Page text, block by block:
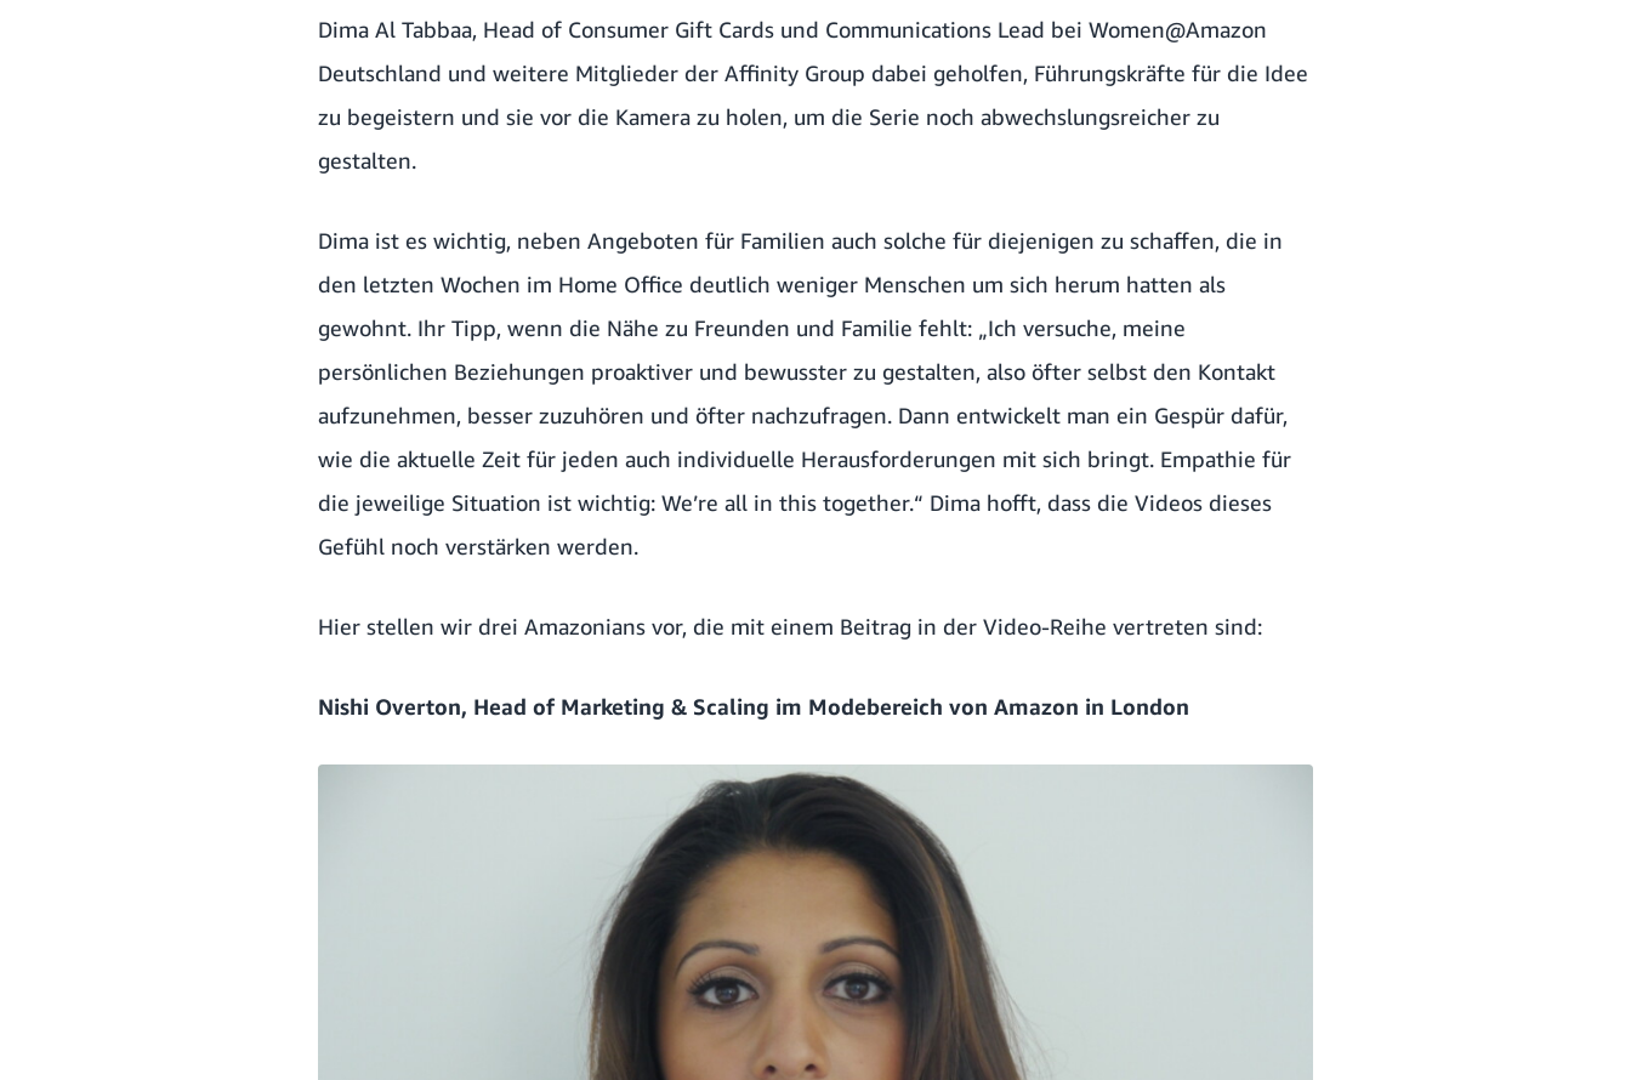
Dima Al Tabbaa, Head of Consumer Gift Cards und Communications Lead bei Women@Amazon
Deutschland und weitere Mitglieder der Affinity Group dabei geholfen, Führungskräfte für die Idee
zu begeistern und sie vor die Kamera zu holen, um die Serie noch abwechslungsreicher zu
gestalten.
Dima ist es wichtig, neben Angeboten für Familien auch solche für diejenigen zu schaffen, die in
den letzten Wochen im Home Office deutlich weniger Menschen um sich herum hatten als
gewohnt. Ihr Tipp, wenn die Nähe zu Freunden und Familie fehlt: „Ich versuche, meine
persönlichen Beziehungen proaktiver und bewusster zu gestalten, also öfter selbst den Kontakt
aufzunehmen, besser zuzuhören und öfter nachzufragen. Dann entwickelt man ein Gespür dafür,
wie die aktuelle Zeit für jeden auch individuelle Herausforderungen mit sich bringt. Empathie für
die jeweilige Situation ist wichtig: We’re all in this together.“ Dima hofft, dass die Videos dieses
Gefühl noch verstärken werden.
Hier stellen wir drei Amazonians vor, die mit einem Beitrag in der Video-Reihe vertreten sind:
Nishi Overton, Head of Marketing & Scaling im Modebereich von Amazon in London